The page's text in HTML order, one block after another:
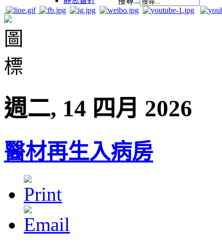
週二, 14 四月 2026
醫材再生入病房